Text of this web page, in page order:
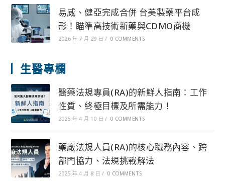
易威、健亞完成合併 台美製藥平台成
形！瞄準高技術新藥與CDMO商機
2026 年 7 月 29 日 / 0 COMMENTS
生醫專欄
醫藥法規專員(RA)的新鮮人指南：工作
性質、終極目標及所需能力！
2025 年 4 月 10 日 / 0 COMMENTS
藥廠法規人員(RA)的核心職務內容、跨
部門協力、法規挑戰解法
2025 年 4 月 8 日 / 0 COMMENTS